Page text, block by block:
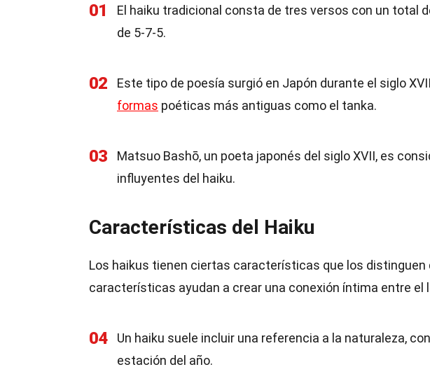
01
El haiku tradicional consta de tres versos con un total
de 5-7-5.
02
Este tipo de poesía surgió en Japón durante el siglo
formas poéticas más antiguas como el tanka.
03
Matsuo Bashō, un poeta japonés del siglo XVII, es
influyentes del haiku.
Características del Haiku
Los haikus tienen ciertas características que los
características ayudan a crear una conexión íntima entre el
04
Un haiku suele incluir una referencia a la naturaleza,
estación del año.